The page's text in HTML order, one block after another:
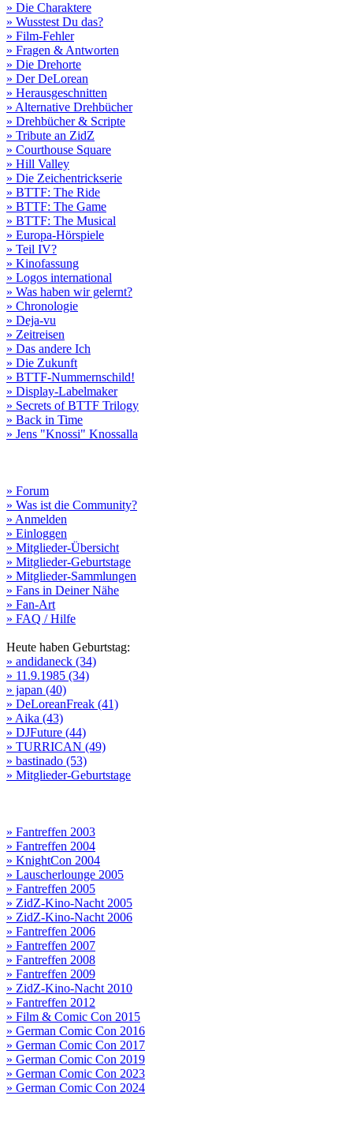
» Die Charaktere
» Wusstest Du das?
» Film-Fehler
» Fragen & Antworten
» Die Drehorte
» Der DeLorean
» Herausgeschnitten
» Alternative Drehbücher
» Drehbücher & Scripte
» Tribute an ZidZ
» Courthouse Square
» Hill Valley
» Die Zeichentrickserie
» BTTF: The Ride
» BTTF: The Game
» BTTF: The Musical
» Europa-Hörspiele
» Teil IV?
» Kinofassung
» Logos international
» Was haben wir gelernt?
» Chronologie
» Deja-vu
» Zeitreisen
» Das andere Ich
» Die Zukunft
» BTTF-Nummernschild!
» Display-Labelmaker
» Secrets of BTTF Trilogy
» Back in Time
» Jens "Knossi" Knossalla
» Forum
» Was ist die Community?
» Anmelden
» Einloggen
» Mitglieder-Übersicht
» Mitglieder-Geburtstage
» Mitglieder-Sammlungen
» Fans in Deiner Nähe
» Fan-Art
» FAQ / Hilfe
Heute haben Geburtstag:
» andidaneck (34)
» 11.9.1985 (34)
» japan (40)
» DeLoreanFreak (41)
» Aika (43)
» DJFuture (44)
» TURRICAN (49)
» bastinado (53)
» Mitglieder-Geburtstage
» Fantreffen 2003
» Fantreffen 2004
» KnightCon 2004
» Lauscherlounge 2005
» Fantreffen 2005
» ZidZ-Kino-Nacht 2005
» ZidZ-Kino-Nacht 2006
» Fantreffen 2006
» Fantreffen 2007
» Fantreffen 2008
» Fantreffen 2009
» ZidZ-Kino-Nacht 2010
» Fantreffen 2012
» Film & Comic Con 2015
» German Comic Con 2016
» German Comic Con 2017
» German Comic Con 2019
» German Comic Con 2023
» German Comic Con 2024